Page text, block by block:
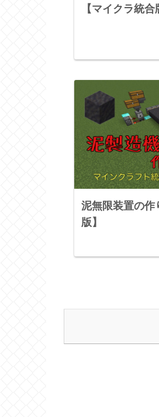
【マイクラ統合
泥無限装置の作
版】